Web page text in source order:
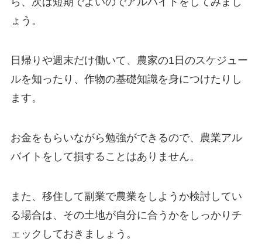
ょう。
日帰りや週末だけ働いて、農家の1日のスケジュー
ルを知ったり、作物の基礎知識を身につけたりし
ます。
お金をもらいながら勉強ができるので、農業アル
バイトをして損することはありません。
また、移住して副業で農業をしようか検討してい
る場合は、その土地が自分に合うかをしっかりチ
ェックしておきましょう。